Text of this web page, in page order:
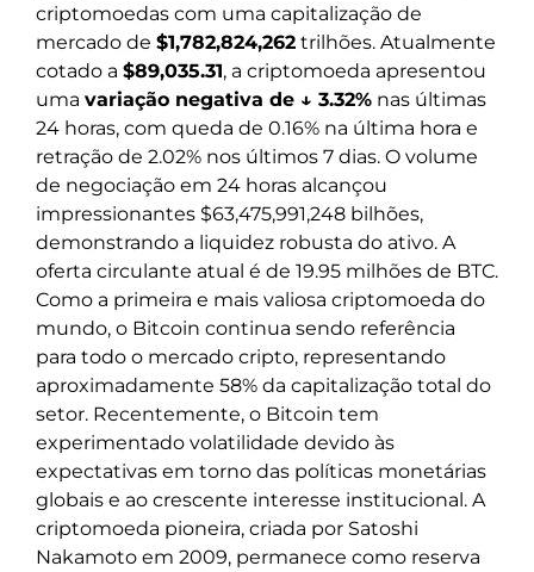
criptomoedas com uma capitalização de
mercado de $1,782,824,262 trilhões. Atualmente
cotado a $89,035.31, a criptomoeda apresentou
uma variação negativa de ↓ 3.32% nas últimas
24 horas, com queda de 0.16% na última hora e
retração de 2.02% nos últimos 7 dias. O volume
de negociação em 24 horas alcançou
impressionantes $63,475,991,248 bilhões,
demonstrando a liquidez robusta do ativo. A
oferta circulante atual é de 19.95 milhões de BTC.
Como a primeira e mais valiosa criptomoeda do
mundo, o Bitcoin continua sendo referência
para todo o mercado cripto, representando
aproximadamente 58% da capitalização total do
setor. Recentemente, o Bitcoin tem
experimentado volatilidade devido às
expectativas em torno das políticas monetárias
globais e ao crescente interesse institucional. A
criptomoeda pioneira, criada por Satoshi
Nakamoto em 2009, permanece como reserva